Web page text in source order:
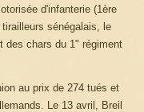
d'infanterie (1ère
sénégalais, le
des chars du 1" régiment
au prix de 274 tués et
Le 13 avril, Breil